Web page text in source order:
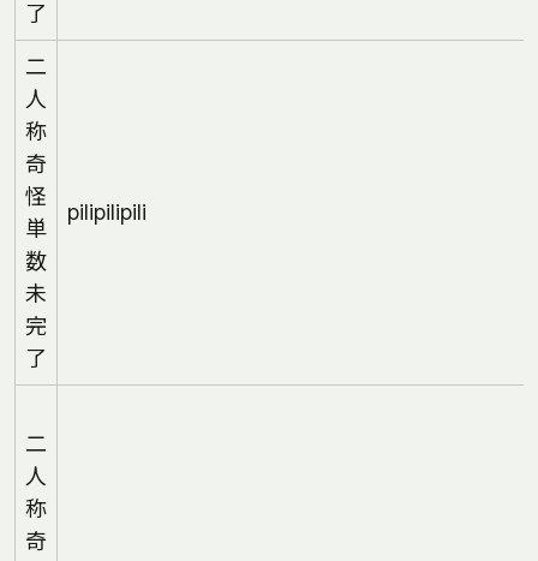
了
二
人
称
奇
怪
単
数
未
完
了
pilipilipili
二
人
称
奇